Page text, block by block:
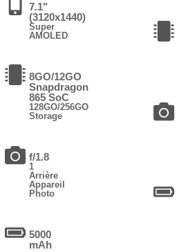
7.1"
(3120x1440)
Super
AMOLED
8GO/12GO
Snapdragon
865 SoC
128GO/256GO
Storage
f/1.8
1
Arrière
Appareil
Photo
5000
mAh